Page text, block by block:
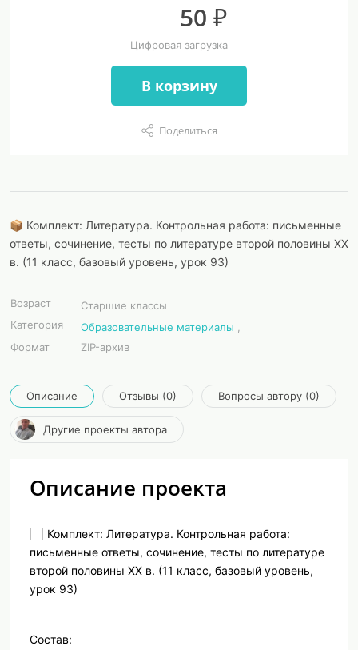
50 ₽
Цифровая загрузка
В корзину
Поделиться
📦 Комплект: Литература. Контрольная работа: письменные
ответы, сочинение, тесты по литературе второй половины XX
в. (11 класс, базовый уровень, урок 93)
Возраст
Старшие классы
Категория
Образовательные материалы
Формат
ZIP-архив
Описание Отзывы (0) Вопросы автору (0)
Другие проекты автора
Описание проекта
Комплект: Литература. Контрольная работа:
письменные ответы, сочинение, тесты по литературе
второй половины XX в. (11 класс, базовый уровень,
урок 93)
Состав: